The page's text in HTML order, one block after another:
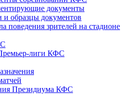
документы
и образцы документов
поведения зрителей на стадионе
лиги КФС
Президиума КФС